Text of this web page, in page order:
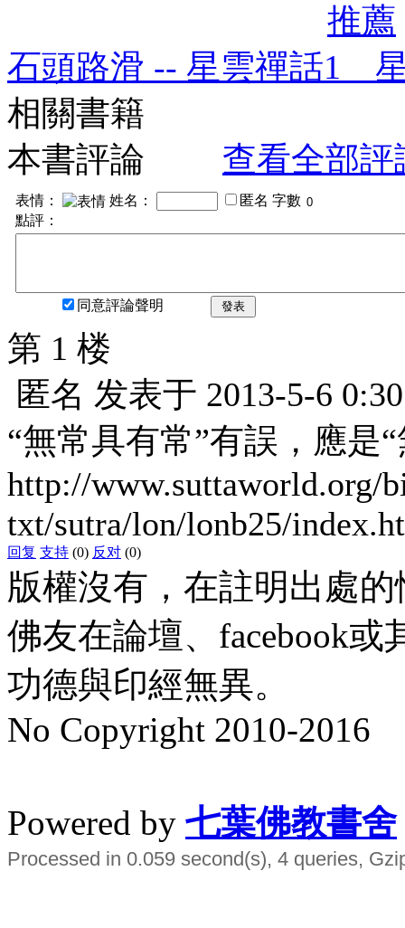
推薦
石頭路滑 -- 星雲禪話1
相關書籍
本書評論
查看全部評
表情： 姓名： 匿名 字數
點評：
同意評論聲明 發表
第 1 楼
匿名 发表于 2013-5-6
“無常具有常”有誤，應是
http://www.suttaworld.org/
txt/sutra/lon/lonb25/
回复 支持 (0) 反对 (0)
版權沒有，在註明出處
佛友在論壇、facebook
功德與印經無異。
No Copyright 2010-2016
Powered by 七葉佛教書舍
Processed in 0.059 second(s), 4 queries,